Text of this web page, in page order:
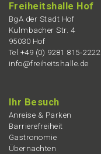
Freiheits­hal­le Hof
BgA der Stadt Hof
Kulmba­cher Str. 4
95030 Hof
Tel +49 (0) 9281 815‑2222
info@freiheitshalle.de
Ihr Besuch
Anrei­se & Parken
Barrie­re­frei­heit
Gastro­no­mie
Übernach­ten